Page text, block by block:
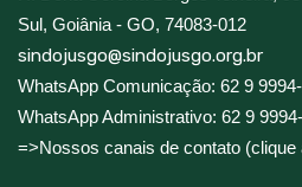
Sul, Goiânia - GO, 74083-012
sindojusgo@sindojusgo.org.br
WhatsApp Comunicação: 62 9
WhatsApp Administrativo: 62 9
=>Nossos canais de contato (clique